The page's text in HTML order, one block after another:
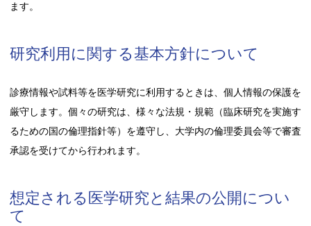
ます。
研究利用に関する基本方針について
診療情報や試料等を医学研究に利用するときは、個人情報の保護を
厳守します。個々の研究は、様々な法規・規範（臨床研究を実施す
るための国の倫理指針等）を遵守し、大学内の倫理委員会等で審査
承認を受けてから行われます。
想定される医学研究と結果の公開につい
て